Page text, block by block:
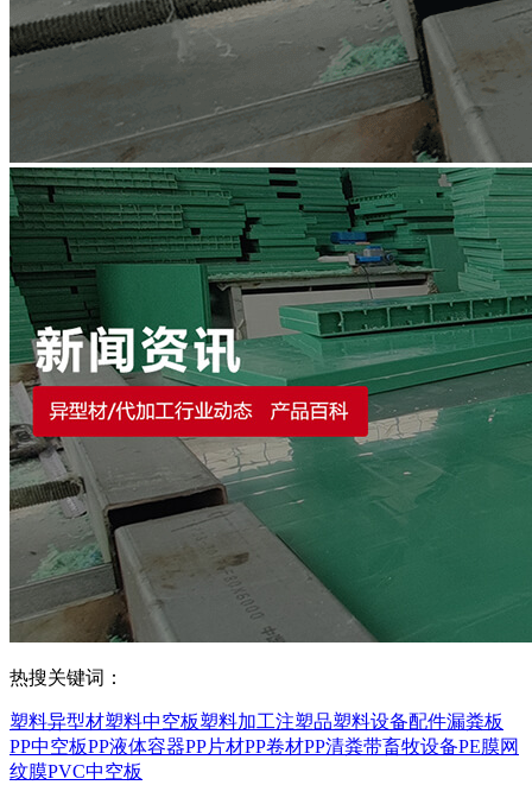
热搜关键词：
塑料异型材塑料中空板塑料加工注塑品塑料设备配件漏粪板
PP中空板PP液体容器PP片材PP卷材PP清粪带畜牧设备PE膜网
纹膜PVC中空板